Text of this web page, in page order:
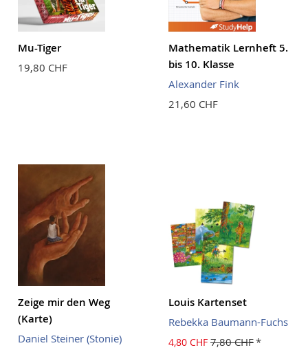
Mu-Tiger
19,80 CHF
Mathematik Lernheft 5.
bis 10. Klasse
Alexander Fink
21,60 CHF
Zeige mir den Weg
(Karte)
Daniel Steiner (Stonie)
Louis Kartenset
Rebekka Baumann-Fuchs
4,80 CHF 7,80 CHF